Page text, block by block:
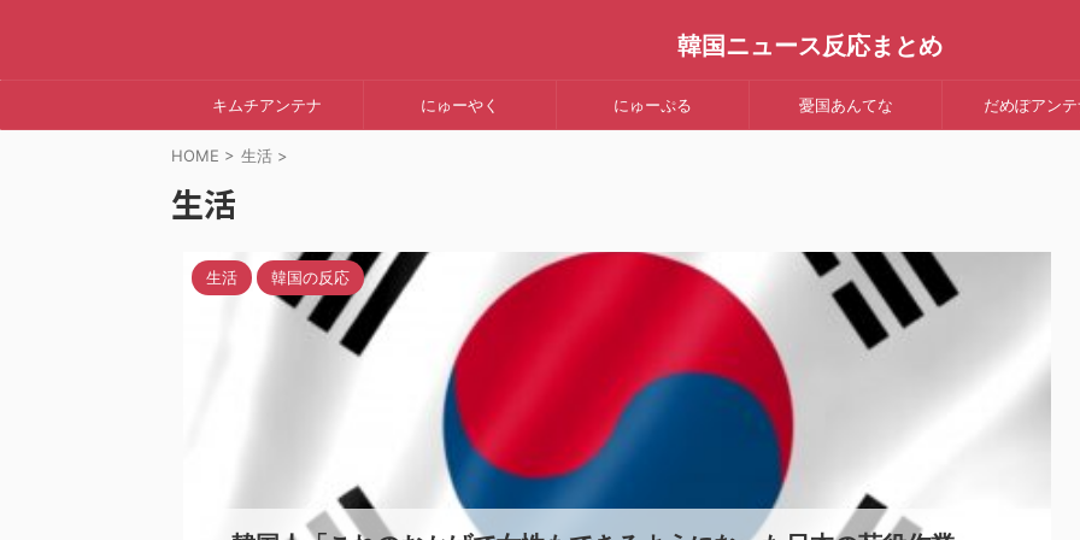
韓国ニュース反応まとめ
キムチアンテナ にゅーやく にゅーぷる 憂国あんてな だめぽアンテ
HOME > 生活 >
生活
生活 韓国の反応